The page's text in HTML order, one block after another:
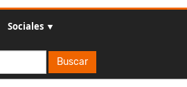
Sociales ▼
Buscar